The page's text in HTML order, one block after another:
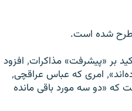
شده است.
ماری هرف٬ معاون سخنگوی وزارت خارجه آمریکا ۱۱ دی‌ماه ضمن تاکید بر «پیشرفت» مذاکرات٬ افزود
که «تیم‌ها چند نکته حل نشده را همراه خود به پایتخت‌هایشان برده‌اند»٬ امری که عباس عراقچی٬
که «دو سه مورد باقی مانده